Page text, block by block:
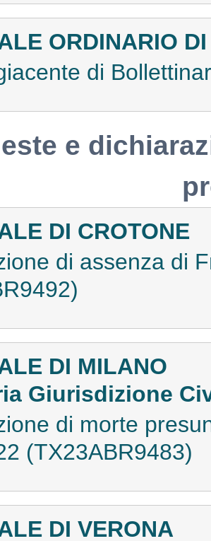
ORDINARIO
di
e
DI CROTONE
di assenza di
DI MILANO
Giurisdizione
di morte
(TX23ABR9483)
DI VERONA